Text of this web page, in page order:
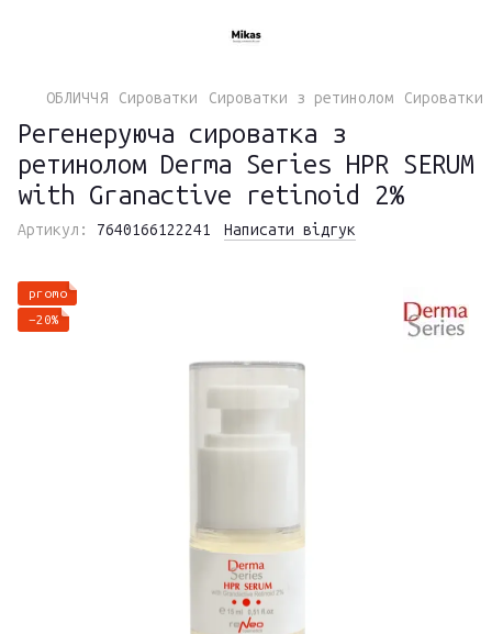
ОБЛИЧЧЯ Сироватки Сироватки з ретинолом
Регенеруюча сироватка з
ретинолом Derma Series HPR SERUM
with Granactive retinoid 2%
Артикул: 7640166122241 Написати відгук
promo
−20%